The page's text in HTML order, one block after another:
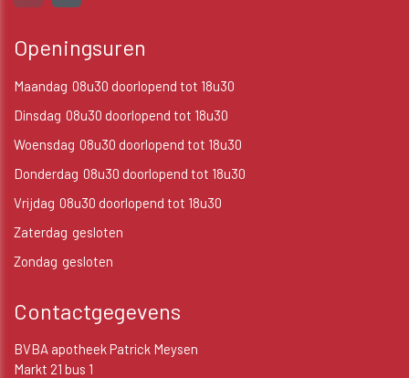
Openingsuren
Maandag 08u30 doorlopend tot 18u30
Dinsdag 08u30 doorlopend tot 18u30
Woensdag 08u30 doorlopend tot 18u30
Donderdag 08u30 doorlopend tot 18u30
Vrijdag 08u30 doorlopend tot 18u30
Zaterdag gesloten
Zondag gesloten
Contactgegevens
BVBA apotheek Patrick Meysen
Markt 21 bus 1